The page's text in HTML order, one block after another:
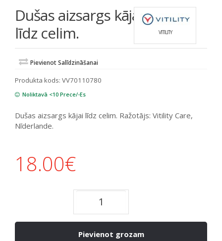
Dušas aizsargs kājai
līdz celim.
VITILITY
Pievienot Salīdzināšanai
Produkta kods: VV70110780
Noliktavā <10 Prece/-Es
Dušas aizsargs kājai līdz celim. Ražotājs: Vitility Care,
Nīderlande.
18.00€
Pievienot grozam